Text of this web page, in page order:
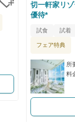
クリップ
切一軒家リ
優待*
試食 試着
フェア特典
所
料